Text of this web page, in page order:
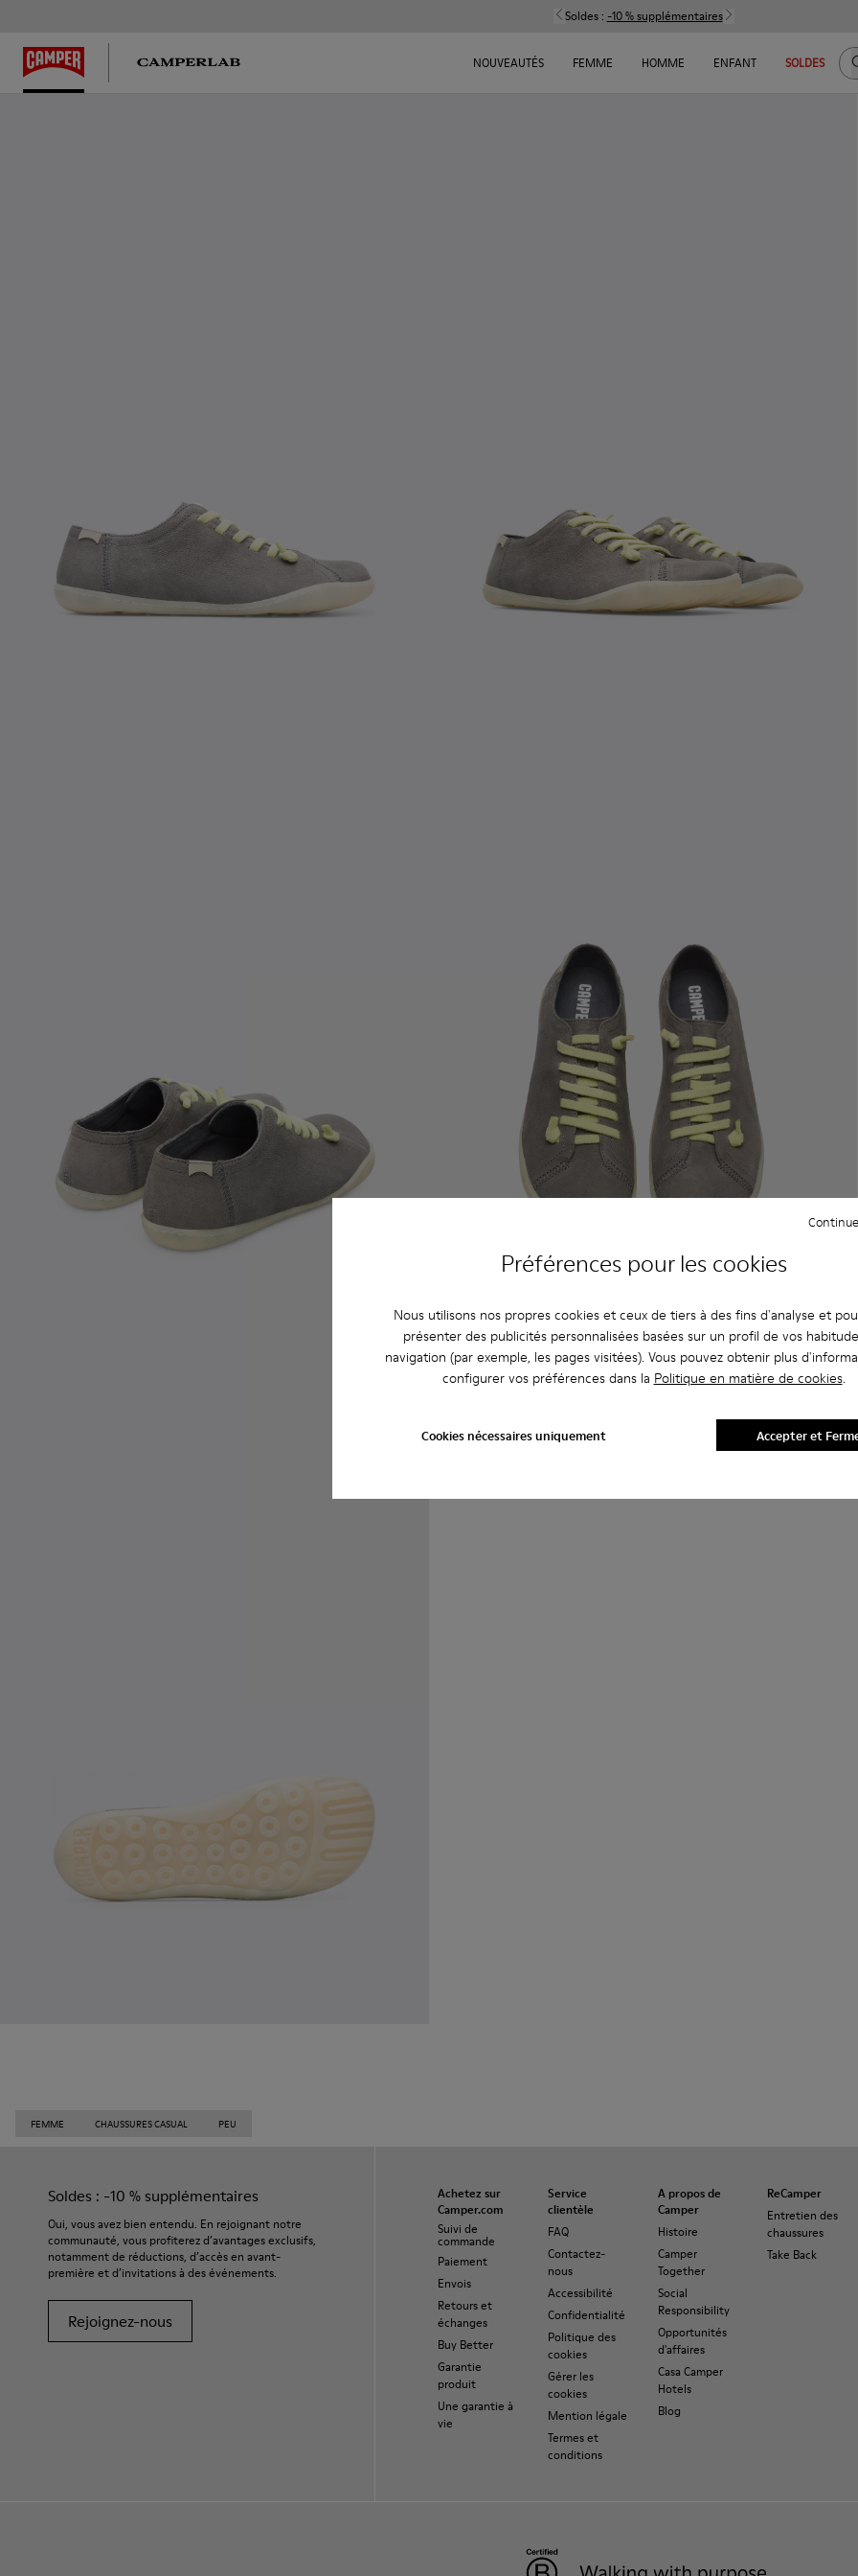
Préférences pour les cookies
Nous utilisons nos propres cookies et ceux de tiers à des fins d'analyse et
présenter des publicités personnalisées basées sur un profil de vos
navigation (par exemple, les pages visitées). Vous pouvez obtenir plus
configurer vos préférences dans la Politique en matière de cookies.
Cookies nécessaires uniquement Accepter et
Soldes : -10 % supplémentaires
NOUVEAUTÉS FEMME HOMME ENFANT SOLDES
FEMME CHAUSSURES CASUAL PEU
Soldes : -10 % supplémentaires
Oui, vous avez bien entendu. En rejoignant notre
communauté, vous profiterez d’avantages exclusifs,
notamment de réductions, d’accès en avant-
première et d’invitations à des événements.
Rejoignez-nous
Achetez sur
Camper.com
Suivi de
commande
Paiement
Envois
Retours et
échanges
Buy Better
Garantie
produit
Une garantie à
vie
Service
clientèle
FAQ
Contactez-
nous
Accessibilité
Confidentialité
Politique des
cookies
Gérer les
cookies
Mention légale
Termes et
conditions
A propos de
Camper
Histoire
Camper
Together
Social
Responsibility
Opportunités
d'affaires
Casa Camper
Hotels
Blog
ReCamper
Entretien des
chaussures
Take Back